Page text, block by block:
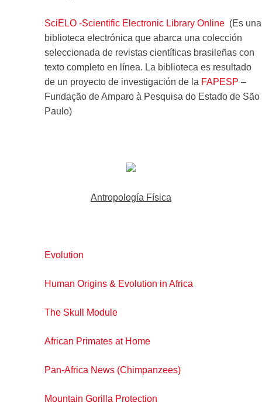
SciELO -Scientific Electronic Library Online(Es una
biblioteca electrónica que abarca una colección
seleccionada de revistas científicas brasileñas con
texto completo en línea. La biblioteca es resultado
de un proyecto de investigación de la FAPESP –
Fundação de Amparo à Pesquisa do Estado de São
Paulo)
Antropología Física
Evolution
Human Origins & Evolution in Africa
The Skull Module
African Primates at Home
Pan-Africa News (Chimpanzees)
Mountain Gorilla Protection